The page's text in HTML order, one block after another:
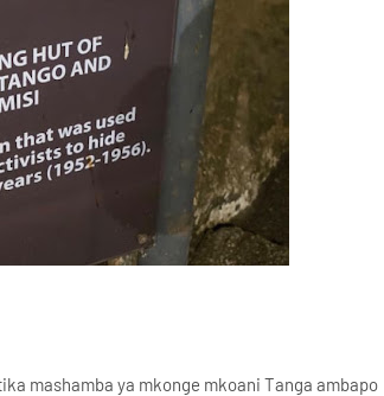
mashamba ya mkonge mkoani Tanga